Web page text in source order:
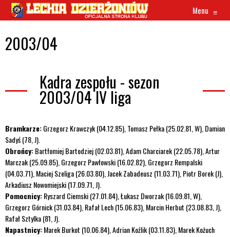
Menu ≡
2003/04
Kadra zespołu - sezon
2003/04 IV liga
Bramkarze:Grzegorz Krawczyk (04.12.85), Tomasz Pełka (25.02.81, W), Damian
Sadyś (78, J).
Obrońcy:Bartłomiej Bartodziej (02.03.81), Adam Charciarek (22.05.78), Artur
Marczak (25.09.85), Grzegorz Pawłowski (16.02.82), Grzegorz Rempalski
(04.03.71), Maciej Szeliga (26.03.80), Jacek Zabadeusz (11.03.71), Piotr Borek (J),
Arkadiusz Nowomiejski (17.09.71, J).
Pomocnicy:Ryszard Ciemski (27.01.84), Łukasz Dworzak (16.09.81, W),
Grzegorz Górnick (31.03.84), Rafał Lech (15.06.83), Marcin Herbut (23.08.83, J),
Rafał Sztylka (81, J).
Napastnicy:Marek Burkot (10.06.84), Adrian Koźlik (03.11.83), Marek Kożuch